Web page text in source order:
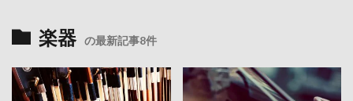
楽器 の最新記事8件